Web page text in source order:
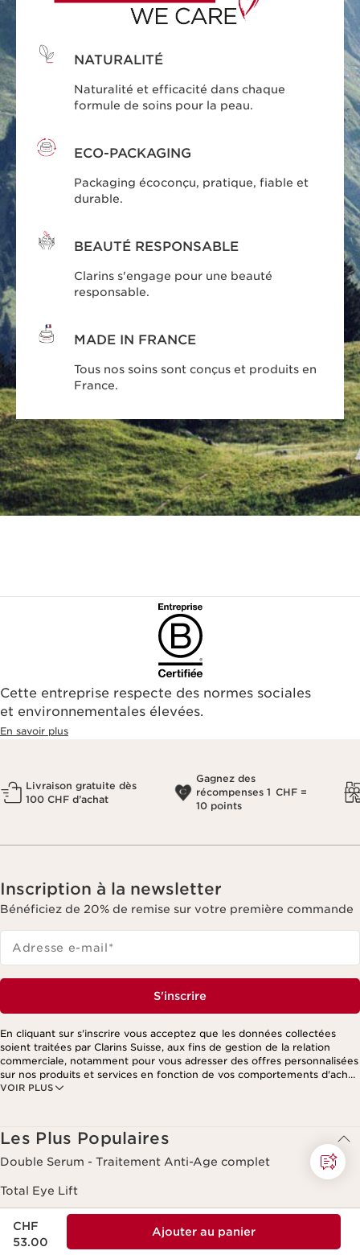
CHF
53.00
Ajouter au panier
NATURALITÉ
Naturalité et efficacité dans chaque
formule de soins pour la peau.
ECO-PACKAGING
Packaging écoconçu, pratique, fiable et
durable.
BEAUTÉ RESPONSABLE
Clarins s'engage pour une beauté
responsable.
MADE IN FRANCE
Tous nos soins sont conçus et produits en
France.
Cette entreprise respecte des normes sociales
et environnementales élevées.
En savoir plus
Livraison gratuite dès
100 CHF d’achat
Gagnez des
récompenses 1 CHF =
10 points
Inscription à la newsletter
Bénéficiez de 20% de remise sur votre première commande
Adresse e-mail*
S'inscrire
VOIR PLUS
En cliquant sur s'inscrire vous acceptez que les données collectées
soient traitées par Clarins Suisse, aux fins de gestion de la relation
commerciale, notamment pour vous adresser des offres personnalisées
sur nos produits et services en fonction de vos comportements d'achat,
de vos habitudes et/ou de vos centres d'intérêts, y compris par
cliquant sur le lien de désinscription présent dans chaque newsletter.
Ces informations sont traitées par Clarins et ses prestataires pour le
traitement de votre commande, à des fins de gestion de la relation
client. Notamment pour vous proposer des offres personnalisées et/ou
pour gérer votre adhésion à notre Programme de fidélité et créer votre
programme beauté personnalisé. Les données sont conservées
pendant trois ans à compter de votre dernière commande ou de votre
dernier contact. Vous disposez d'un droit d'accès, de rectification, de
suppression et de portabilité des informations vous concernant ainsi
que d'un droit d'opposition et de limitation de leur traitement. Vous
Les Plus Populaires
Double Serum - Traitement Anti-Age complet
Total Eye Lift
Lip Comfort Oil
Lait Hydratant Corps Velours